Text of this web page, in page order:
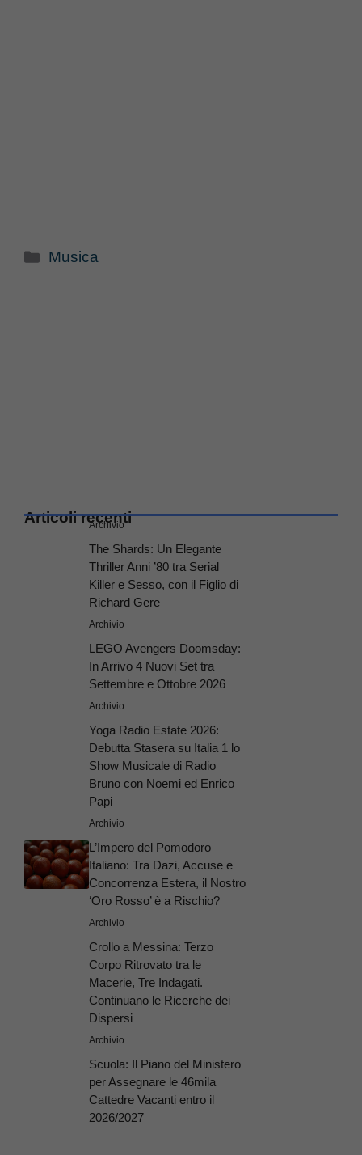
Categorie
Musica
Articoli recenti
Archivio
The Shards: Un Elegante
Thriller Anni ’80 tra Serial
Killer e Sesso, con il Figlio di
Richard Gere
Archivio
LEGO Avengers Doomsday:
In Arrivo 4 Nuovi Set tra
Settembre e Ottobre 2026
Archivio
Yoga Radio Estate 2026:
Debutta Stasera su Italia 1 lo
Show Musicale di Radio
Bruno con Noemi ed Enrico
Papi
Archivio
L’Impero del Pomodoro
Italiano: Tra Dazi, Accuse e
Concorrenza Estera, il Nostro
‘Oro Rosso’ è a Rischio?
Archivio
Crollo a Messina: Terzo
Corpo Ritrovato tra le
Macerie, Tre Indagati.
Continuano le Ricerche dei
Dispersi
Archivio
Scuola: Il Piano del Ministero
per Assegnare le 46mila
Cattedre Vacanti entro il
2026/2027